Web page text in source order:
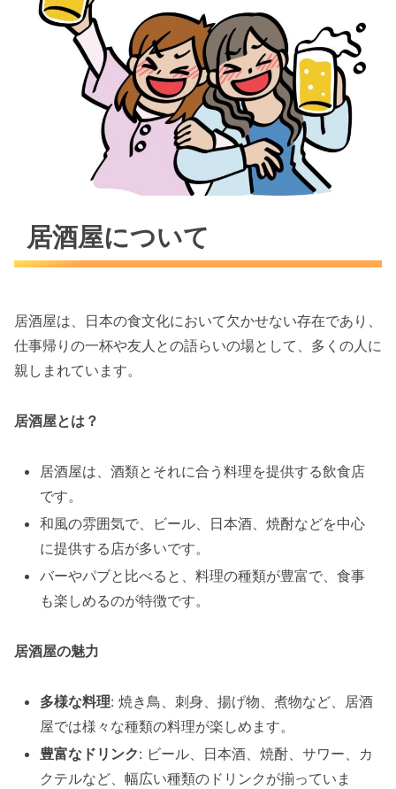
居酒屋について
居酒屋は、日本の食文化において欠かせない存在であり、
仕事帰りの一杯や友人との語らいの場として、多くの人に
親しまれています。
居酒屋とは？
居酒屋は、酒類とそれに合う料理を提供する飲食店
です。
和風の雰囲気で、ビール、日本酒、焼酎などを中心
に提供する店が多いです。
バーやパブと比べると、料理の種類が豊富で、食事
も楽しめるのが特徴です。
居酒屋の魅力
多様な料理: 焼き鳥、刺身、揚げ物、煮物など、居酒
屋では様々な種類の料理が楽しめます。
豊富なドリンク: ビール、日本酒、焼酎、サワー、カ
クテルなど、幅広い種類のドリンクが揃っていま